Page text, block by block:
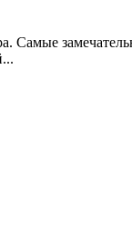
Самые